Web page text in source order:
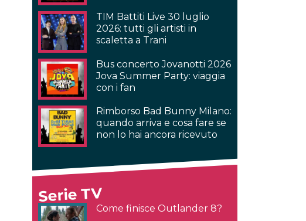
TIM Battiti Live 30 luglio
2026: tutti gli artisti in
scaletta a Trani
Bus concerto Jovanotti 2026
Jova Summer Party: viaggia
con i fan
Rimborso Bad Bunny Milano:
quando arriva e cosa fare se
non lo hai ancora ricevuto
Serie TV
Come finisce Outlander 8?